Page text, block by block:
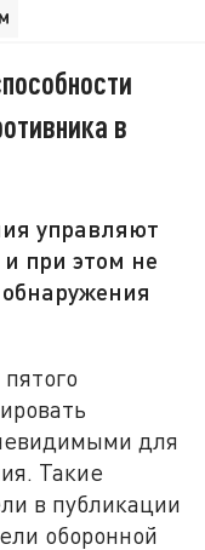
в
управляют
при этом не
для
Такие
в публикации
оборонной